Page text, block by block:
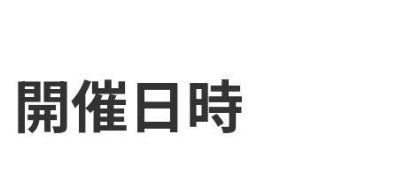
開催日時